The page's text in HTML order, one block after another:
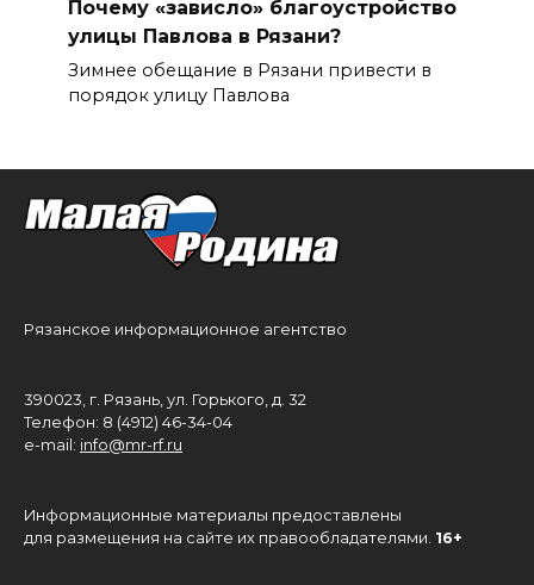
Почему «зависло» благоустройство
улицы Павлова в Рязани?
Зимнее обещание в Рязани привести в
порядок улицу Павлова
Рязанское информационное агентство
390023, г. Рязань, ул. Горького, д. 32
Телефон: 8 (4912) 46-34-04
e-mail: info@mr-rf.ru
Информационные материалы предоставлены
для размещения на сайте их правообладателями. 16+